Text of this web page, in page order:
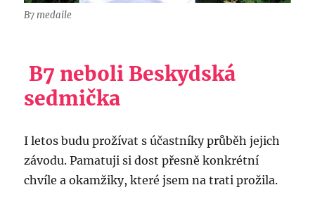
B7 medaile
B7 neboli Beskydská
sedmička
I letos budu prožívat s účastníky průběh jejich
závodu. Pamatuji si dost přesně konkrétní
chvíle a okamžiky, které jsem na trati prožila.